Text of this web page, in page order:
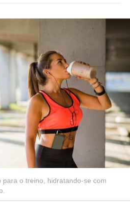
para o treino, hidratando-se com